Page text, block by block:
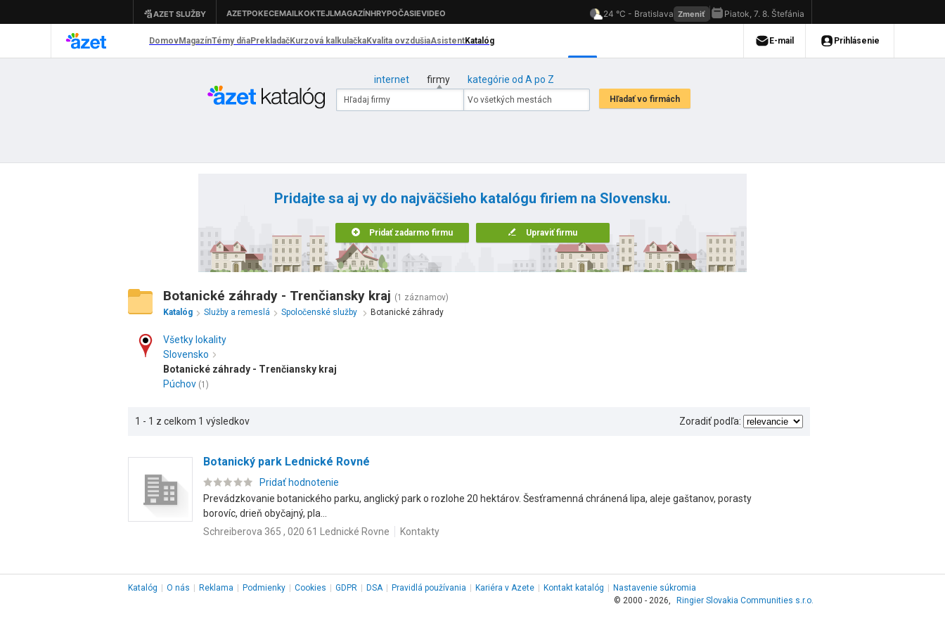
internet firmy kategórie od A po Z
Pridajte sa aj vy do najväčšieho katalógu firiem na Slovensku.
Pridať zadarmo firmu Upraviť firmu
Botanické záhrady - Trenčiansky kraj (1 záznamov)
Katalóg
Služby a remeslá Spoločenské služby Botanické záhrady
Všetky lokality
Slovensko
Botanické záhrady - Trenčiansky kraj
Púchov (1)
1 - 1 z celkom 1 výsledkov Zoradiť podľa:
Botanický park Lednické Rovné
Pridať hodnotenie
Prevádzkovanie botanického parku, anglický park o rozlohe 20 hektárov. Šesťramenná chránená lipa, aleje gaštanov, porasty
borovíc, drieň obyčajný, pla...
Schreiberova 365 , 020 61 Lednické Rovne
Kontakty
Katalóg O nás Reklama Podmienky Cookies GDPR DSA Pravidlá používania Kariéra v Azete Kontakt katalóg
Nastavenie súkromia
© 2000 - 2026,
Ringier Slovakia Communities s.r.o.